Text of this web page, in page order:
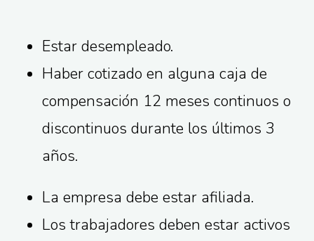
Estar desempleado.
Haber cotizado en alguna caja de
compensación 12 meses continuos o
discontinuos durante los últimos 3
años.
La empresa debe estar afiliada.
Los trabajadores deben estar activos